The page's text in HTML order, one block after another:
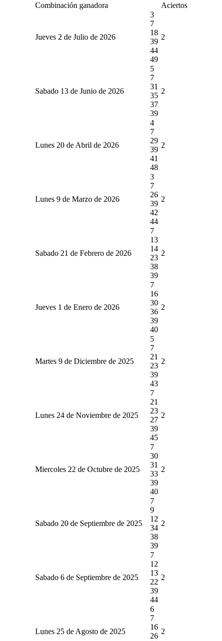
Combinación ganadora Aciertos
Jueves 2 de Julio de 2026
3
7
18
39
44
49
2
Sabado 13 de Junio de 2026
5
7
31
35
37
39
2
Lunes 20 de Abril de 2026
4
7
29
39
41
48
2
Lunes 9 de Marzo de 2026
3
7
26
39
42
44
2
Sabado 21 de Febrero de 2026
7
13
14
23
38
39
2
Jueves 1 de Enero de 2026
7
16
30
36
39
40
2
Martes 9 de Diciembre de 2025
5
7
21
23
39
43
2
Lunes 24 de Noviembre de 2025
7
21
23
27
39
45
2
Miercoles 22 de Octubre de 2025
7
30
31
33
39
40
2
Sabado 20 de Septiembre de 2025
7
9
12
34
38
39
2
Sabado 6 de Septiembre de 2025
7
12
13
22
39
44
2
Lunes 25 de Agosto de 2025
6
7
16
26
2